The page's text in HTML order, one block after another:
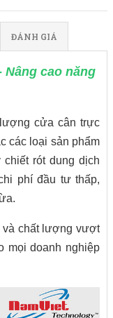
ĐÁNH GIÁ
cao năng
cửa cân trực
các loại sản phẩm
rót dung dịch
phí đầu tư thấp,
và chất lượng vượt
mọi doanh nghiệp